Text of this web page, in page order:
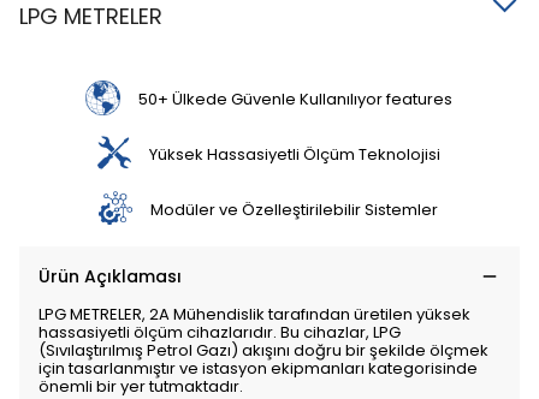
LPG METRELER
50+ Ülkede Güvenle Kullanılıyor features
Yüksek Hassasiyetli Ölçüm Teknolojisi
Modüler ve Özelleştirilebilir Sistemler
Ürün Açıklaması
LPG METRELER, 2A Mühendislik tarafından üretilen yüksek
hassasiyetli ölçüm cihazlarıdır. Bu cihazlar, LPG
(Sıvılaştırılmış Petrol Gazı) akışını doğru bir şekilde ölçmek
için tasarlanmıştır ve istasyon ekipmanları kategorisinde
önemli bir yer tutmaktadır.